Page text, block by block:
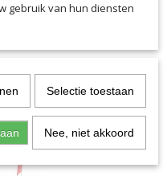
gebruik van hun diensten
Selectie toestaan
Nee, niet akkoord